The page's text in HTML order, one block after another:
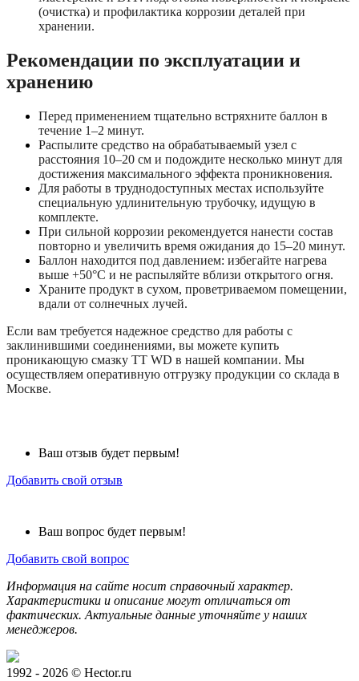
(очистка) и профилактика коррозии деталей при
хранении.
Рекомендации по эксплуатации и
хранению
Перед применением тщательно встряхните баллон в
течение 1–2 минут.
Распылите средство на обрабатываемый узел с
расстояния 10–20 см и подождите несколько минут для
достижения максимального эффекта проникновения.
Для работы в труднодоступных местах используйте
специальную удлинительную трубочку, идущую в
комплекте.
При сильной коррозии рекомендуется нанести состав
повторно и увеличить время ожидания до 15–20 минут.
Баллон находится под давлением: избегайте нагрева
выше +50°C и не распыляйте вблизи открытого огня.
Храните продукт в сухом, проветриваемом помещении,
вдали от солнечных лучей.
Если вам требуется надежное средство для работы с
заклинившими соединениями, вы можете купить
проникающую смазку TT WD в нашей компании. Мы
осуществляем оперативную отгрузку продукции со склада в
Москве.
Ваш отзыв будет первым!
Добавить свой отзыв
Ваш вопрос будет первым!
Добавить свой вопрос
Информация на сайте носит справочный характер.
Характеристики и описание могут отличаться от
фактических. Актуальные данные уточняйте у наших
менеджеров.
1992 - 2026 © Hector.ru